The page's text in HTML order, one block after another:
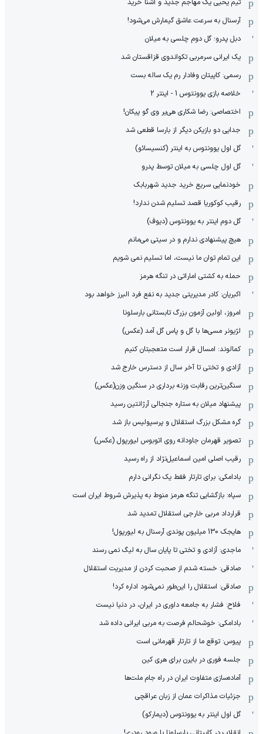
تیم یحیی یک مهاجم جدید و آشنا خرید
آرسنال به سرعت عاشق گیمارش می‌شود!
دبل پدرو؛ گل دوم چلسی به میلان
یک ایرانی سرمربی تکواندوی قزاقستان شد
رسمی: کاپیتان وفادار رم یک ساله بست
خلاصه بازی یوونتوس 1 - اینتر 2
اختصاصی: رضا شکاری هی‌یر وی‌ گو پیکان!
جدایی دو بازیکن دیگر از بارسا قطعی شد
گل اول یوونتوس به اینتر (کنسیسائو)
گل اول چلسی به میلان توسط پدرو
خودنمایی سریع خرید جدید شهربابک
رقیب کوکوریا قصد تسلیم شدن ندارد!
گل دوم اینتر به یوونتوس (دیوف)
هیچ پیشنهادی ندارم و در سیتی می‌مانم
این تمام توان ما نیست، اما تسلیم نمی شویم
حمله به کشتی اماراتی در تنگه هرمز
اکبریان: کادر مدیریتی جدید به نفع فرد البرز خواهد بود
امروز، اولین آزمون بزرگ تابستانی بارسلونا
لژیونر مسی‌ها با گل و پاس گل آمد (عکس)
کمالوند: امسال قرار است متعجبتان کنیم
آزادی و تختی تا آخر سال از دسترس خارج شد
سنگین‌ترین رقابت وزنه برداری در سنگین وزن(عکس)
پیشنهاد میلان به ستاره جنجالی آرژانتین رسید
گره مشکل بزرگ استقلال و پرسپولیس باز شد
تصویر قهرمان جاودانه روی اتوبوس لیورپول (عکس)
رقیب اصلی امین اسماعیل‌نژاد از راه رسید
بادامکی: برای تارتار فقط یک نگرانی دارم
سپاه: بازگشایی تنگه هرمز منوط به پذیرش شروط ایران است
قرارداد مربی خارجی استقلال تمدید شد
هایجک 130 میلیون پوندی آرسنال به لیورپول!
ماجدی: آزادی و تختی تا پایان سال به لیگ نمی رسند
صادقی: خسته شدم از صحبت کردن از مدیریت استقلال
صادقی: استقلال را این‌طور نمی‌شود اداره کرد!
فلاح: فشار به جامعه داوری در ایران، در دنیا نیست
بادامکی: خوشحالم فرصت به مربی ایرانی داده شد
پیوس: توقع ما از تارتار قهرمانی است
جلسه فوری در بایرن برای هری کین
آماده‌سازی متفاوت ایران در راه جام ملت‌ها
جزئیات مذاکرات عمان از زبان عراقچی
گل اول اینتر به یوونتوس (دیمارکو)